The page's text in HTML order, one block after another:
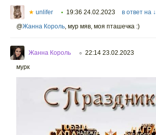
★ unlifer • 19:36 24.02.2023
в ответ на ↓
@Жанна Король, мур мяв, моя пташечка :)
Жанна Король ○ 22:14 23.02.2023
мурк